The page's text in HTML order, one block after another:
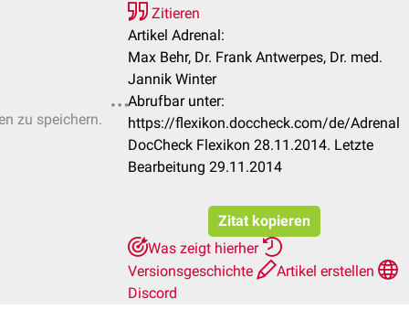
zu speichern.
Zitieren
Artikel Adrenal:
Max Behr, Dr. Frank Antwerpes, Dr. med.
Jannik Winter
Abrufbar unter:
https://flexikon.doccheck.com/de/Adrenal
DocCheck Flexikon 28.11.2014. Letzte
Bearbeitung 29.11.2014
Zitat kopieren
Was zeigt hierher
Versionsgeschichte
Artikel erstellen
Discord